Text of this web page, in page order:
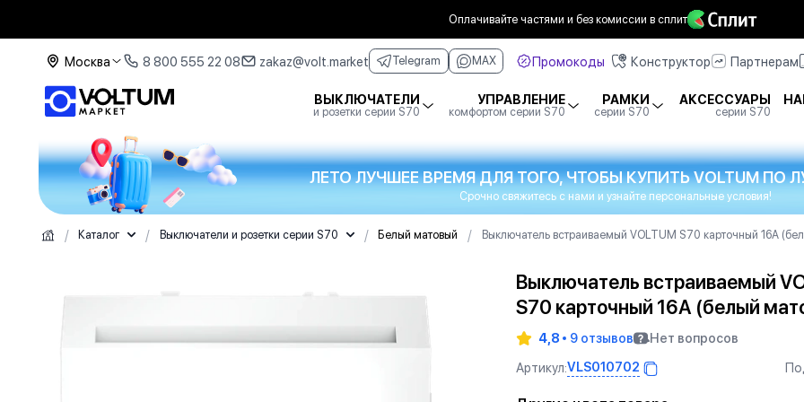
Оплачивайте частями и без комиссии в сплит
Москва 8 800 555 22 08 zakaz@volt.market Telegram MAX Промокоды Конструктор Партнерам
ВЫКЛЮЧАТЕЛИ
и розетки серии S70
УПРАВЛЕНИЕ
комфортом серии S70
РАМКИ
серии S70
АКСЕССУАРЫ
серии S70
ЛЕТО ЛУЧШЕЕ ВРЕМЯ ДЛЯ ТОГО, ЧТОБЫ КУПИТЬ VOLTUM ПО
Срочно свяжитесь с нами и узнайте персональные условия!
/ Каталог / Выключатели и розетки серии S70 / Белый матовый / Выключатель встраиваемый VOLTUM S70 карточный 16А
Выключатель встраиваемый
S70 карточный 16А (белый
4,8 9 отзывов
Нет вопросов
Артикул:VLS010702